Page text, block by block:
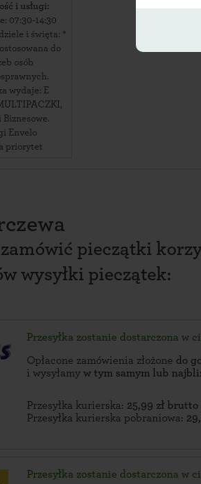
i usługi:
07:30-14:30
i święta: *
do
osób
wydaje: E
Biznesowe.
Envelo
priorytet
zamówić pieczątki
wysyłki pieczątek:
Przesyłka zostanie dostarczona w
Opłacone zamówienia złożone do
i wysyłamy w tym samym lub
Przesyłka kurierska: 25,99 zł brutto
Przesyłka kurierska pobraniowa:
Przesyłka zostanie dostarczona w